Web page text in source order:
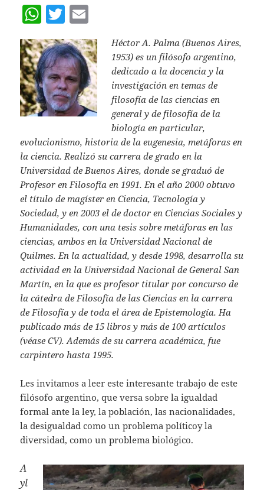
W
h
at
s
A
p
T
w
itt
er
m
ai
l
Héctor A. Palma (Buenos Aires,
1953) es un filósofo argentino,
dedicado a la docencia y la
investigación en temas de
filosofía de las ciencias en
general y de filosofía de la
biología en particular,
evolucionismo, historia de la eugenesia, metáforas en
la ciencia. Realizó su carrera de grado en la
Universidad de Buenos Aires, donde se graduó de
Profesor en Filosofía en 1991. En el año 2000 obtuvo
el título de magíster en Ciencia, Tecnología y
Sociedad, y en 2003 el de doctor en Ciencias Sociales y
Humanidades, con una tesis sobre metáforas en las
ciencias, ambos en la Universidad Nacional de
Quilmes. En la actualidad, y desde 1998, desarrolla su
actividad en la Universidad Nacional de General San
Martín, en la que es profesor titular por concurso de
la cátedra de Filosofía de las Ciencias en la carrera
de Filosofía y de toda el área de Epistemología. Ha
publicado más de 15 libros y más de 100 artículos
(véase CV). Además de su carrera académica, fue
carpintero hasta 1995.
Les invitamos a leer este interesante trabajo de este
filósofo argentino, que versa sobre la igualdad
formal ante la ley, la población, las nacionalidades,
la desigualdad como un problema políticoy la
diversidad, como un problema biológico.
A
yl